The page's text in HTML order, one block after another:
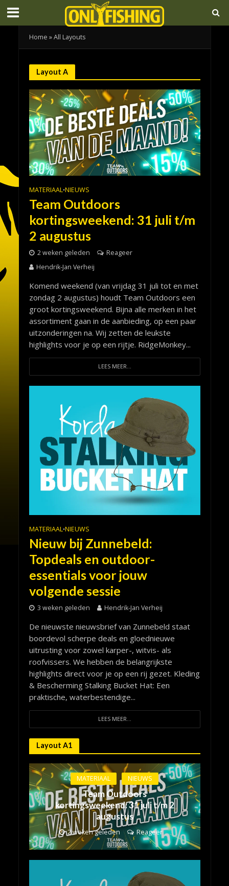
Home »All Layouts
Layout A
MATERIAAL•NIEUWS
Team Outdoors
kortingsweekend: 31 juli t/m
2 augustus
2 weken geleden
Reageer
Hendrik-Jan Verheij
Komend weekend (van vrijdag 31 juli tot en met
zondag 2 augustus) houdt Team Outdoors een
groot kortingsweekend. Bijna alle merken in het
assortiment gaan in de aanbieding, op een paar
uitzonderingen na. Wij zetten de leukste
highlights voor je op een rijtje. RidgeMonkey...
LEES MEER...
MATERIAAL•NIEUWS
Nieuw bij Zunnebeld:
Topdeals en outdoor-
essentials voor jouw
volgende sessie
3 weken geleden Hendrik-Jan Verheij
De nieuwste nieuwsbrief van Zunnebeld staat
boordevol scherpe deals en gloednieuwe
uitrusting voor zowel karper-, witvis- als
roofvissers. We hebben de belangrijkste
highlights direct voor je op een rij gezet. Kleding
& Bescherming Stalking Bucket Hat: Een
praktische, waterbestendige...
LEES MEER...
Layout A1
MATERIAAL NIEUWS
Team Outdoors
kortingsweekend: 31 juli t/m 2
augustus
2 weken geleden Reageer